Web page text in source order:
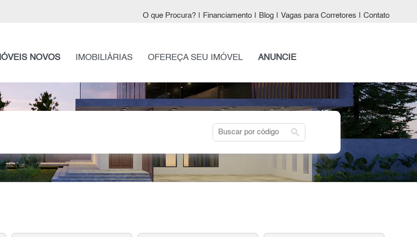
O que Procura? Financiamento Blog Vagas para Corretores Contato
NOVOS IMOBILIÁRIAS OFEREÇA SEU IMÓVEL ANUNCIE
search